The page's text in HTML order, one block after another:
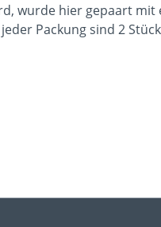
wurde hier gepaart
Packung sind 2